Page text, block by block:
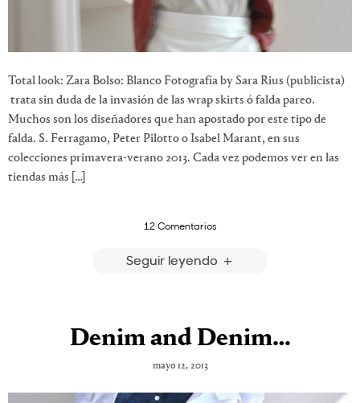
Total look: Zara Bolso: Blanco Fotografía by Sara Rius (publicista)
trata sin duda de la invasión de las wrap skirts ó falda pareo.
Muchos son los diseñadores que han apostado por este tipo de
falda. S. Ferragamo, Peter Pilotto o Isabel Marant, en sus
colecciones primavera-verano 2013. Cada vez podemos ver en las
tiendas más […]
12 Comentarios
Seguir leyendo
Denim and Denim…
mayo 12, 2013